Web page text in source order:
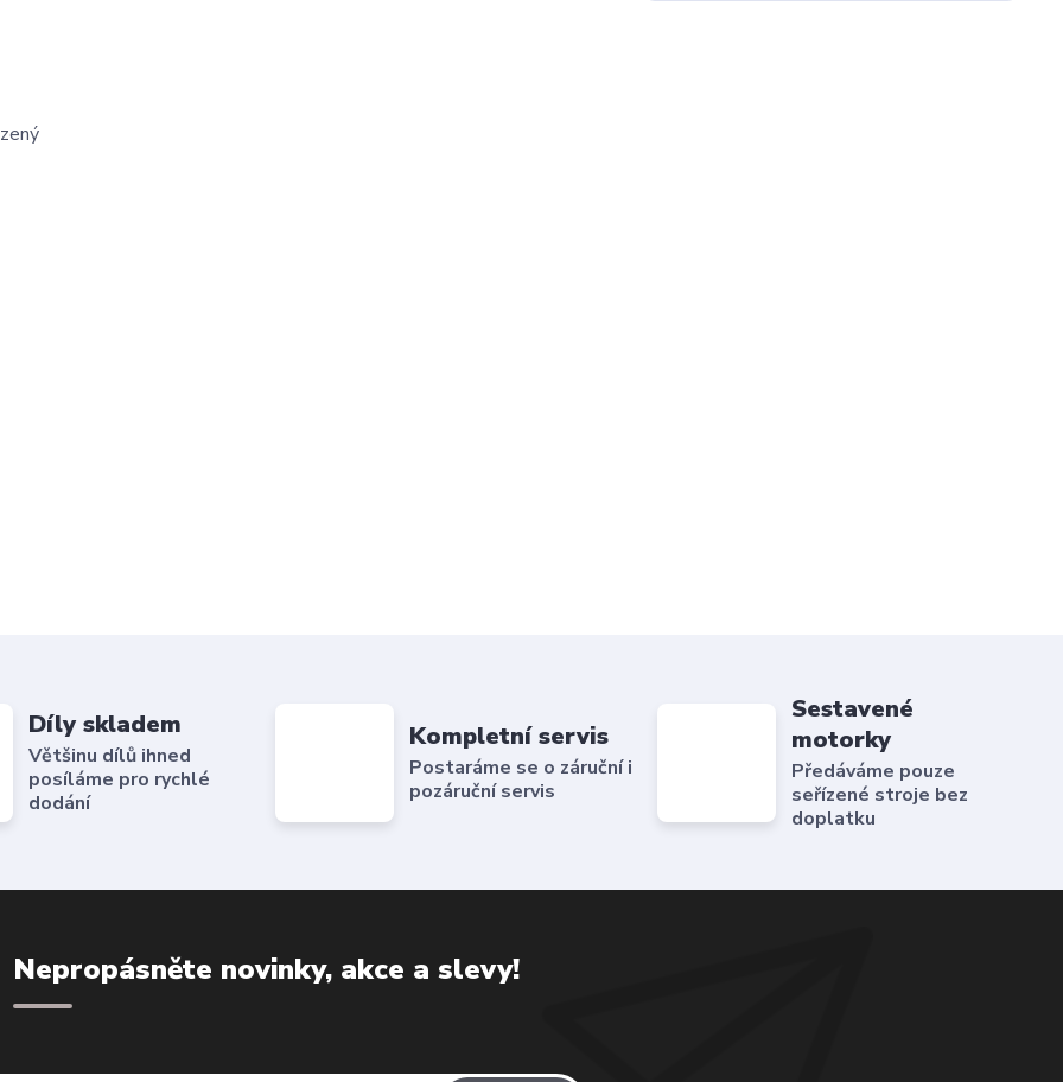
Díly skladem
Většinu dílů ihned
posíláme pro rychlé
dodání
Kompletní servis
Postaráme se o záruční i
pozáruční servis
Sestavené
motorky
Předáváme pouze
seřízené stroje bez
doplatku
Nepropásněte novinky, akce a slevy!